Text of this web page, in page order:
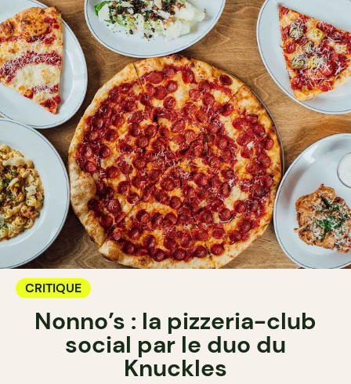
CRITIQUE
Nonno’s : la pizzeria-club
social par le duo du
Knuckles